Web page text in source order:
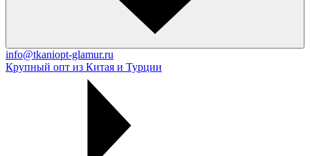
info@tkaniopt-glamur.ru
Крупный опт из Китая и Турции